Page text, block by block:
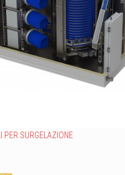
PER SURGELAZIONE